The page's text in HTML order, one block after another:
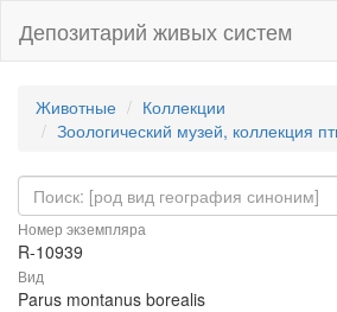
Депозитарий живых систем
Животные
Коллекции
Зоологический музей, коллекция
Номер экземпляра
R-10939
Вид
Parus montanus borealis